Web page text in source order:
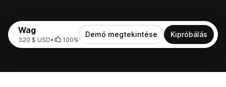
Wag
320 $ USD• 100%
Demó megtekintése Kipróbálás